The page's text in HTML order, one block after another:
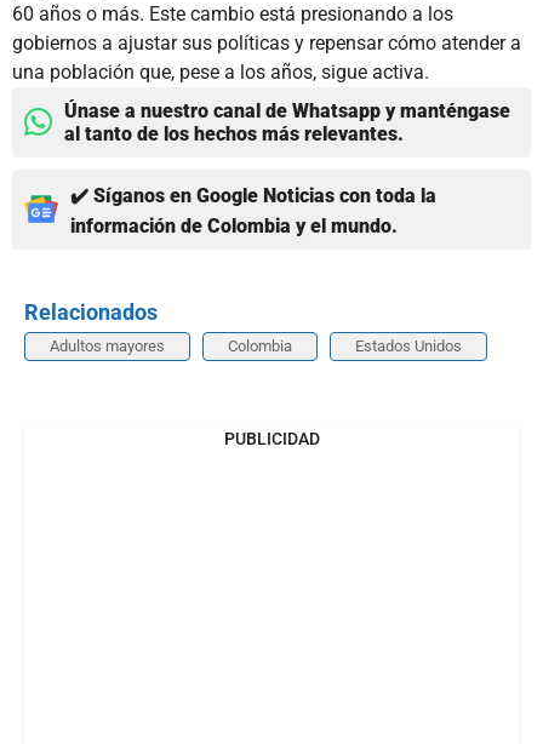
60 años o más. Este cambio está presionando a los
gobiernos a ajustar sus políticas y repensar cómo atender a
una población que, pese a los años, sigue activa.
Únase a nuestro canal de Whatsapp y manténgase
al tanto de los hechos más relevantes.
✔️ Síganos en Google Noticias con toda la
información de Colombia y el mundo.
Relacionados
Adultos mayores Colombia Estados Unidos
PUBLICIDAD